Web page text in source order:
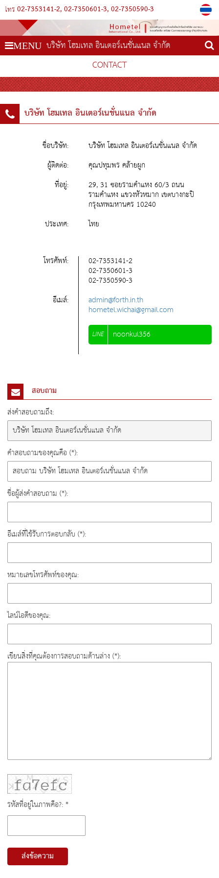
โทร 02-7353141-2 02-7350601-3 02-7350590-3
MENU บริษัท โฮมเทล อินเตอร์เนชั่นแนล จำกัด
CONTACT
บริษัท โฮมเทล อินเตอร์เนชั่นแนล จำกัด
ชื่อบริษัท:
บริษัท โฮมเทล อินเตอร์เนชั่นแนล จำกัด
ผู้ติดต่อ:
คุณปทุมพร คล้ายผูก
ที่อยู่:
29, 31 ซอยรามคำแหง 60/3 ถนน
รามคำแหง แขวงหัวหมาก เขตบางกะปิ
กรุงเทพมหานคร 10240
ประเทศ:
ไทย
โทรศัพท์: 02-7353141-2
02-7350601-3
02-7350590-3
อีเมล์:
admin@forth.in.th
hometel.wichai@gmail.com
LINE noonkul356
สอบถาม
ส่งคำสอบถามถึง:
คำสอบถามของคุณคือ (*):
ชื่อผู้ส่งคำสอบถาม (*):
อีเมล์ที่ใช้รับการตอบกลับ (*):
หมายเลขโทรศัพท์ของคุณ:
ไลน์ไอดีของคุณ:
เขียนสิ่งที่คุณต้องการสอบถามด้านล่าง (*):
รหัสที่อยู่ในภาพคือ?: *
ส่งข้อความ